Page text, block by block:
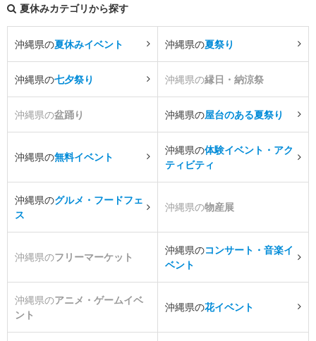
夏休みカテゴリから探す
沖縄県の夏休みイベント 沖縄県の夏祭り
沖縄県の七夕祭り 沖縄県の縁日・納涼祭
沖縄県の盆踊り 沖縄県の屋台のある夏祭り
沖縄県の無料イベント
沖縄県の体験イベント・アク
ティビティ
沖縄県のグルメ・フードフェ
ス
沖縄県の物産展
沖縄県のフリーマーケット
沖縄県のコンサート・音楽イ
ベント
沖縄県のアニメ・ゲームイベ
ント
沖縄県の花イベント